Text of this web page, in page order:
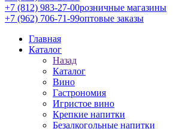
+7 (812) 983-27-00розничные магазины
+7 (962) 706-71-99оптовые заказы
Главная
Каталог
Назад
Каталог
Вино
Гастрономия
Игристое вино
Крепкие напитки
Безалкогольные напитки